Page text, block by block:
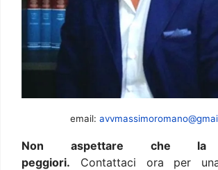
email:
Non aspettare che la
peggiori. Contattaci ora per